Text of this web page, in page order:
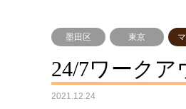
墨田区 東京
24/7ワークア
2021.12.24